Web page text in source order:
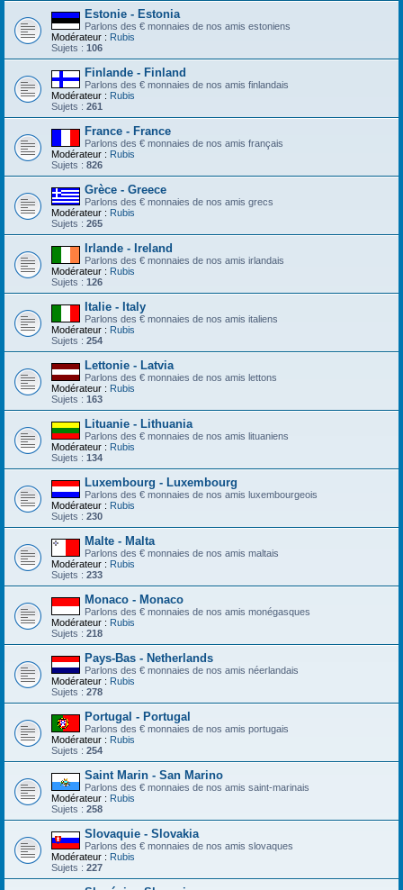
Estonie - Estonia
Parlons des € monnaies de nos amis estoniens
Modérateur : Rubis
Sujets : 106
Finlande - Finland
Parlons des € monnaies de nos amis finlandais
Modérateur : Rubis
Sujets : 261
France - France
Parlons des € monnaies de nos amis français
Modérateur : Rubis
Sujets : 826
Grèce - Greece
Parlons des € monnaies de nos amis grecs
Modérateur : Rubis
Sujets : 265
Irlande - Ireland
Parlons des € monnaies de nos amis irlandais
Modérateur : Rubis
Sujets : 126
Italie - Italy
Parlons des € monnaies de nos amis italiens
Modérateur : Rubis
Sujets : 254
Lettonie - Latvia
Parlons des € monnaies de nos amis lettons
Modérateur : Rubis
Sujets : 163
Lituanie - Lithuania
Parlons des € monnaies de nos amis lituaniens
Modérateur : Rubis
Sujets : 134
Luxembourg - Luxembourg
Parlons des € monnaies de nos amis luxembourgeois
Modérateur : Rubis
Sujets : 230
Malte - Malta
Parlons des € monnaies de nos amis maltais
Modérateur : Rubis
Sujets : 233
Monaco - Monaco
Parlons des € monnaies de nos amis monégasques
Modérateur : Rubis
Sujets : 218
Pays-Bas - Netherlands
Parlons des € monnaies de nos amis néerlandais
Modérateur : Rubis
Sujets : 278
Portugal - Portugal
Parlons des € monnaies de nos amis portugais
Modérateur : Rubis
Sujets : 254
Saint Marin - San Marino
Parlons des € monnaies de nos amis saint-marinais
Modérateur : Rubis
Sujets : 258
Slovaquie - Slovakia
Parlons des € monnaies de nos amis slovaques
Modérateur : Rubis
Sujets : 227